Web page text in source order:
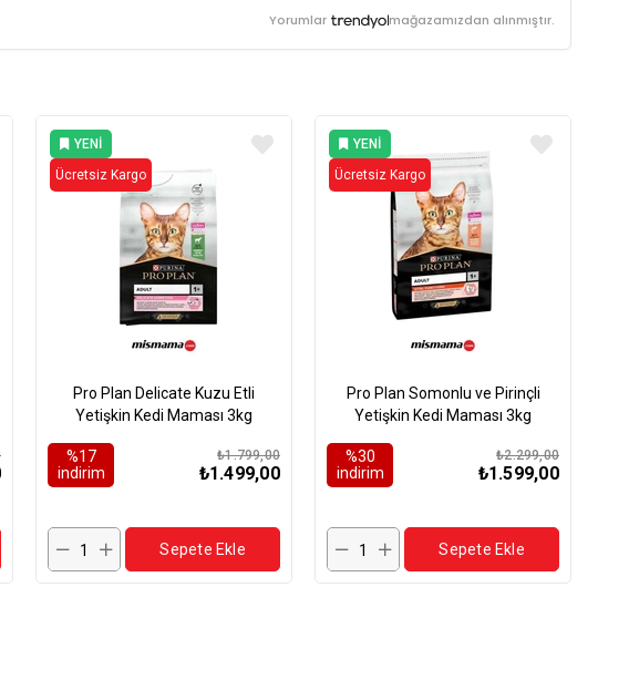
Yorumlar mağazamızdan alınmıştır.
Pro Plan Delicate Kuzu Etli
Yetişkin Kedi Maması 3kg
%17
i̇ndirim
₺1.499,00
₺1.799,00
Sepete Ekle
YENI
ÜRÜN
Ücretsiz Kargo
Pro Plan Somonlu ve Pirinçli
Yetişkin Kedi Maması 3kg
%30
i̇ndirim
₺1.599,00
₺2.299,00
Sepete Ekle
YENI
ÜRÜN
Ücretsiz Kargo